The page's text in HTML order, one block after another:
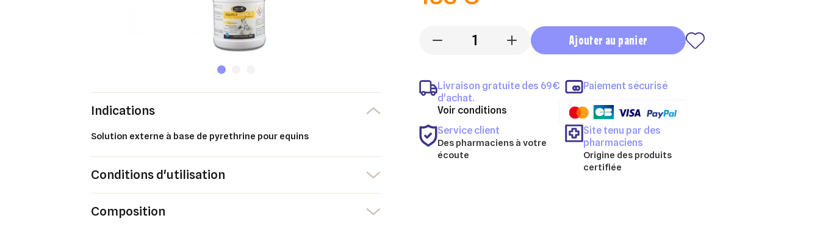
- + Ajouter au panier
Livraison gratuite des 69€
d'achat.
Voir conditions
Paiement sécurisé
Service client
Des pharmaciens à votre
écoute
Site tenu par des
pharmaciens
Origine des produits
certifiée
Indications
Solution externe à base de pyrethrine pour equins
Conditions d'utilisation
Composition